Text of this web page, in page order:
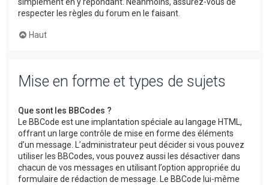
respecter les règles du forum en le faisant.
Haut
Mise en forme et types de sujets
Que sont les BBCodes ?
Le BBCode est une implantation spéciale au langage HTML,
offrant un large contrôle de mise en forme des éléments
d’un message. L’administrateur peut décider si vous pouvez
utiliser les BBCodes, vous pouvez aussi les désactiver dans
chacun de vos messages en utilisant l’option appropriée du
formulaire de rédaction de message. Le BBCode lui-même